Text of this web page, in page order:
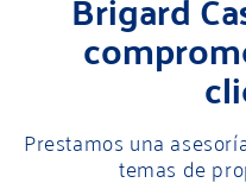
Prestamos una
temas de